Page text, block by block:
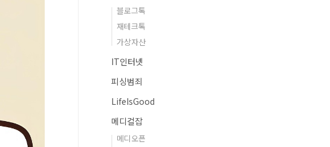
블로그톡
재테크톡
가상자산
IT인터넷
피싱범죄
LifeIsGood
메디컬잡
메디오픈